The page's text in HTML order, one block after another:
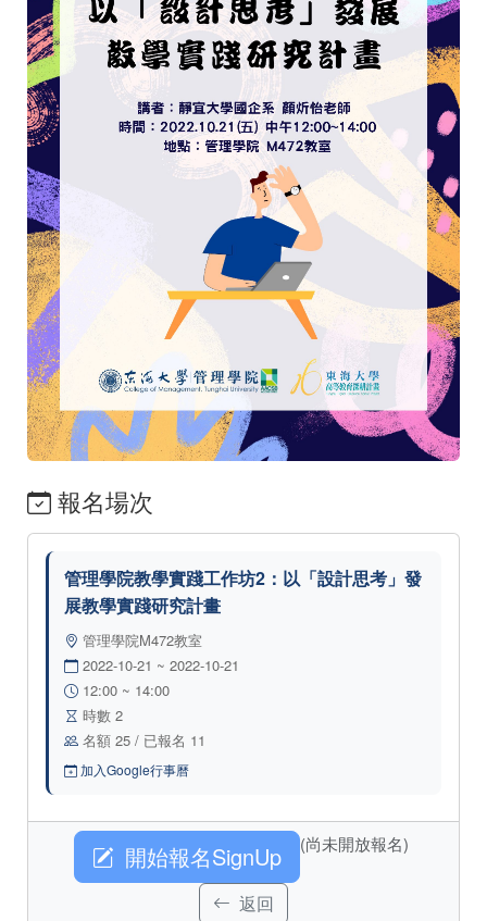
報名場次
管理學院教學實踐工作坊2：以「設計思考」發
展教學實踐研究計畫
管理學院M472教室
2022-10-21 ~ 2022-10-21
12:00 ~ 14:00
時數 2
名額 25 / 已報名 11
加入Google行事曆
開始報名SignUp (尚未開放報名)
返回